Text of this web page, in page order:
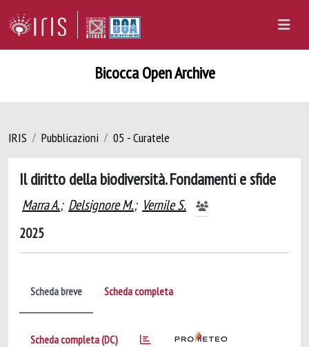
Bicocca Open Archive
IRIS Pubblicazioni 05 - Curatele
Il diritto della biodiversità. Fondamenti e sfide
Marra A.; Delsignore M.; Vernile S.
2025
Scheda breve Scheda completa
Scheda completa (DC)